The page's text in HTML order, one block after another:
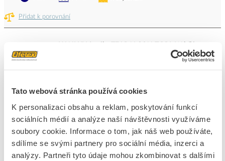
Tato webová stránka používá cookies
K personalizaci obsahu a reklam, poskytování funkcí
sociálních médií a analýze naší návštěvnosti využíváme
soubory cookie. Informace o tom, jak náš web používáte,
sdílíme se svými partnery pro sociální média, inzerci a
analýzy. Partneři tyto údaje mohou zkombinovat s dalšími
Přidat k porovnání
Cena s DPH 335,24 Kč/ks
do košíku
1 ks
4dní 99 ks